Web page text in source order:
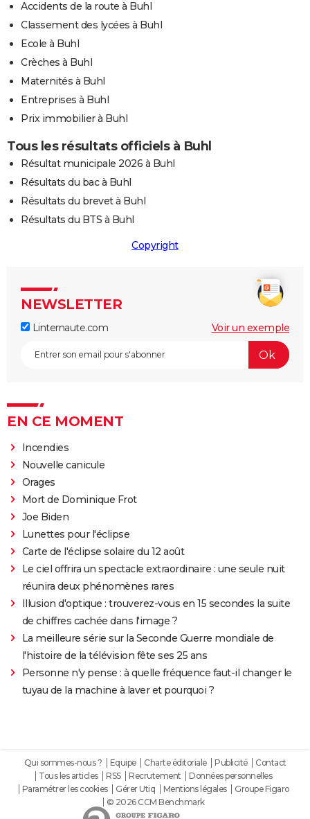
Accidents de la route à Buhl
Classement des lycées à Buhl
Ecole à Buhl
Crèches à Buhl
Maternités à Buhl
Entreprises à Buhl
Prix immobilier à Buhl
Tous les résultats officiels à Buhl
Résultat municipale 2026 à Buhl
Résultats du bac à Buhl
Résultats du brevet à Buhl
Résultats du BTS à Buhl
Copyright
NEWSLETTER
Linternaute.com Voir un exemple
EN CE MOMENT
Incendies
Nouvelle canicule
Orages
Mort de Dominique Frot
Joe Biden
Lunettes pour l'éclipse
Carte de l'éclipse solaire du 12 août
Le ciel offrira un spectacle extraordinaire : une seule nuit
réunira deux phénomènes rares
Illusion d'optique : trouverez-vous en 15 secondes la suite
de chiffres cachée dans l'image ?
La meilleure série sur la Seconde Guerre mondiale de
l'histoire de la télévision fête ses 25 ans
Personne n'y pense : à quelle fréquence faut-il changer le
tuyau de la machine à laver et pourquoi ?
Qui sommes-nous ? Equipe Charte éditoriale Publicité
Contact
Tous les articles
RSS Recrutement
Données personnelles
Paramétrer les cookies
Gérer Utiq Mentions légales
Groupe Figaro
© 2026 CCM Benchmark